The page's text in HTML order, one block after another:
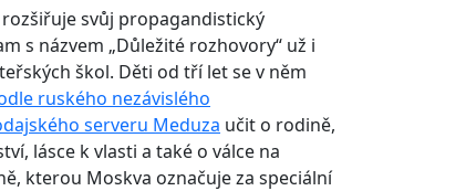
rozšiřuje svůj propagandistický
s názvem „Důležité rozhovory“ už i
škol. Děti od tří let se v něm
ruského nezávislého
serveru Meduza učit o rodině,
lásce k vlasti a také o válce na
kterou Moskva označuje za speciální